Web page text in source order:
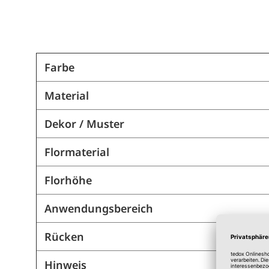
Farbe
Material
Dekor / Muster
Flormaterial
Florhöhe
Anwendungsbereich
Rücken
Hinweis